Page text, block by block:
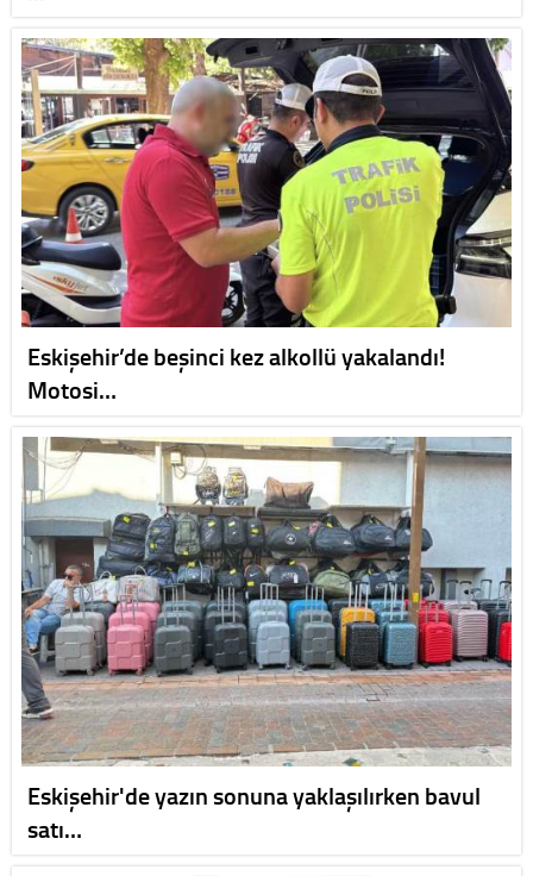
Eskişehir’de beşinci kez alkollü yakalandı!
Motosi…
Eskişehir'de yazın sonuna yaklaşılırken bavul
satı…